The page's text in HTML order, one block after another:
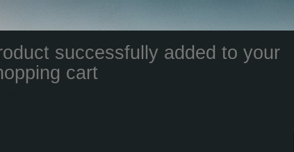
successfully added to your
cart